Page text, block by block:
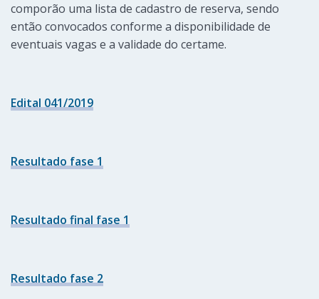
comporão uma lista de cadastro de reserva, sendo
então convocados conforme a disponibilidade de
eventuais vagas e a validade do certame.
Edital 041/2019
Resultado fase 1
Resultado final fase 1
Resultado fase 2